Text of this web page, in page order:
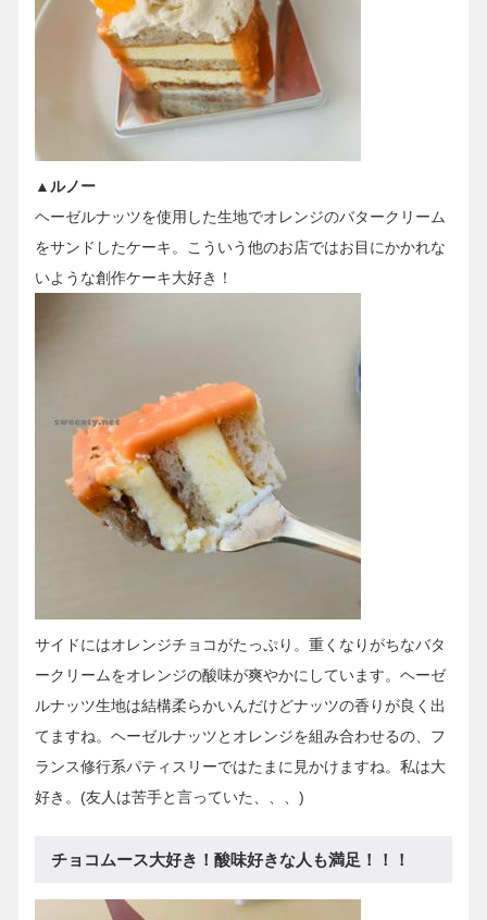
▲ルノー
ヘーゼルナッツを使用した生地でオレンジのバタークリーム
をサンドしたケーキ。こういう他のお店ではお目にかかれな
いような創作ケーキ大好き！
サイドにはオレンジチョコがたっぷり。重くなりがちなバタ
ークリームをオレンジの酸味が爽やかにしています。ヘーゼ
ルナッツ生地は結構柔らかいんだけどナッツの香りが良く出
てますね。ヘーゼルナッツとオレンジを組み合わせるの、フ
ランス修行系パティスリーではたまに見かけますね。私は大
好き。(友人は苦手と言っていた、、、)
チョコムース大好き！酸味好きな人も満足！！！